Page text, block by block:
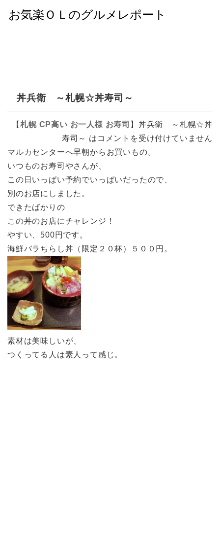
丼兵衛 ～札幌☆丼寿司～
【札幌 CP高い お一人様 お寿司 】 丼兵衛 ～札幌☆丼
寿司～ は コメントを受け付けていません
マルカセンターへ早朝からお買いもの。
いつものお寿司やさんが、
この日いっぱい予約でいっぱいだったので、
別のお店にしました。
できたばかりの
この丼のお店にチャレンジ！
やすい、500円です。
海鮮バラちらし丼（限定２０杯）５００円。
素材は美味しいが、
つくってる人は素人って感じ。